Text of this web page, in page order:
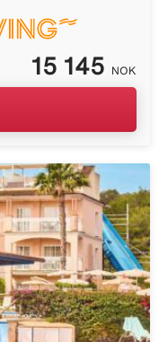
15 145 NOK